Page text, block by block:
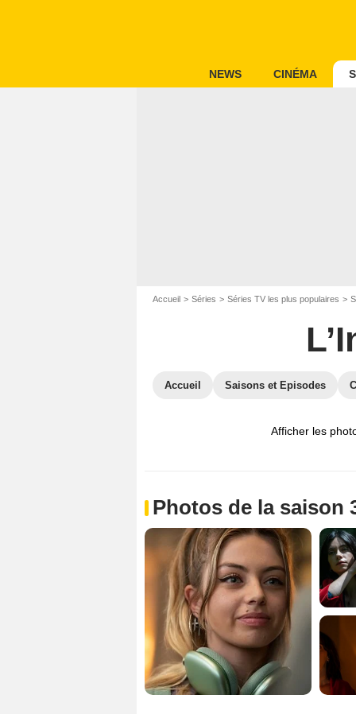
NEWS CINÉMA
Accueil Séries Séries TV les plus populaires
Accueil Saisons et Episodes
Afficher les
Photos de la saison